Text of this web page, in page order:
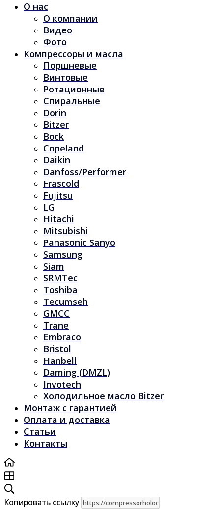
О нас
О компании
Видео
Фото
Компрессоры и масла
Поршневые
Винтовые
Ротационные
Спиральные
Dorin
Bitzer
Bock
Copeland
Daikin
Danfoss/Performer
Frascold
Fujitsu
LG
Hitachi
Mitsubishi
Panasonic Sanyo
Samsung
Siam
SRMTec
Toshiba
Tecumseh
GMCC
Trane
Embraco
Bristol
Hanbell
Daming (DMZL)
Invotech
Холодильное масло Bitzer
Монтаж с гарантией
Оплата и доставка
Статьи
Контакты
Копировать ссылку